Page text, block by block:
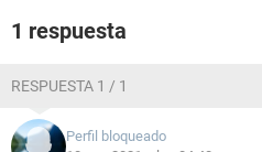
1 respuesta
RESPUESTA 1 / 1
Perfil bloqueado